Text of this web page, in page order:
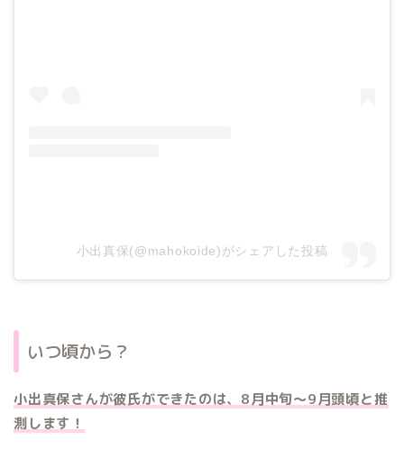
小出真保(@mahokoide)がシェアした投稿
いつ頃から？
小出真保さんが彼氏ができたのは、8月中旬〜9月頭頃と推
測します！